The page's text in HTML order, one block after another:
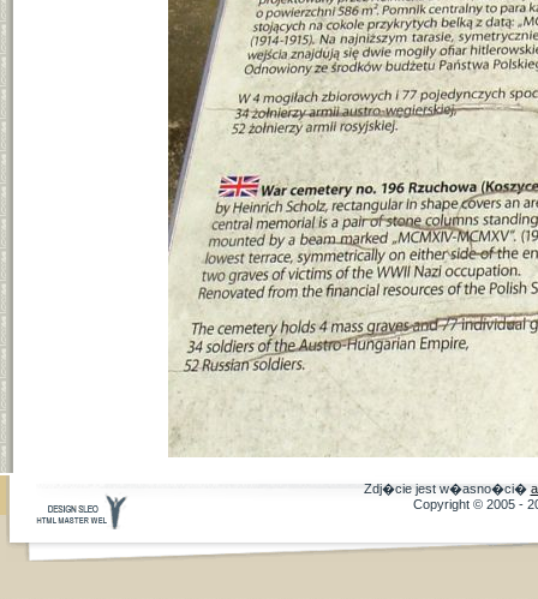
Zdj�cie jest w�asno�ci�
Copyright © 2005 -